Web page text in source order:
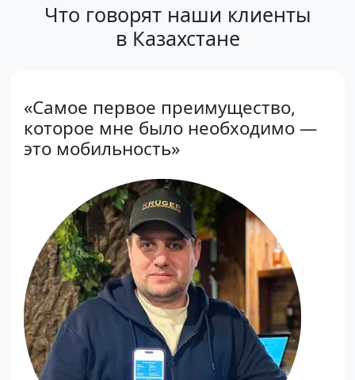
Что говорят наши клиенты
в Казахстане
«Самое первое преимущество,
которое мне было необходимо —
это мобильность»